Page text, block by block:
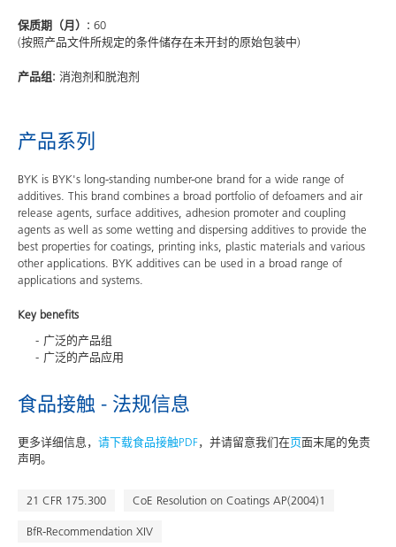
保质期（月）: 60
(按照产品文件所规定的条件储存在未开封的原始包装中)
产品组: 消泡剂和脱泡剂
产品系列
BYK is BYK's long-standing number-one brand for a wide range of
additives. This brand combines a broad portfolio of defoamers and air
release agents, surface additives, adhesion promoter and coupling
agents as well as some wetting and dispersing additives to provide the
best properties for coatings, printing inks, plastic materials and various
other applications. BYK additives can be used in a broad range of
applications and systems.
Key benefits
广泛的产品组
广泛的产品应用
食品接触 - 法规信息
更多详细信息， 请下载食品接触PDF，并请留意我们在页面末尾的免责
声明。
21 CFR 175.300 CoE Resolution on Coatings AP(2004)1
BfR-Recommendation XIV